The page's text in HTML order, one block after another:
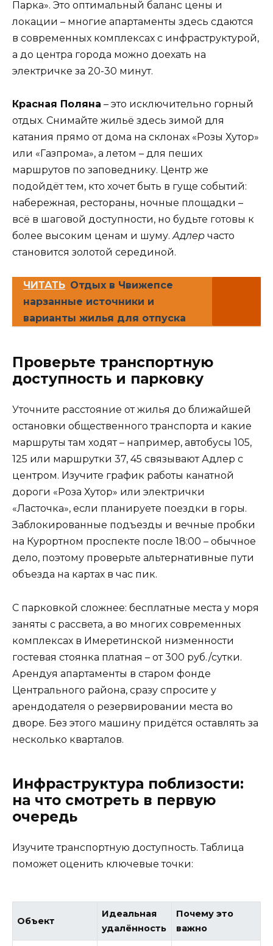
Парка». Это оптимальный баланс цены и
локации – многие апартаменты здесь сдаются
в современных комплексах с инфраструктурой,
а до центра города можно доехать на
электричке за 20-30 минут.
Красная Поляна – это исключительно горный
отдых. Снимайте жильё здесь зимой для
катания прямо от дома на склонах «Розы Хутор»
или «Газпрома», а летом – для пеших
маршрутов по заповеднику. Центр же
подойдёт тем, кто хочет быть в гуще событий:
набережная, рестораны, ночные площадки –
всё в шаговой доступности, но будьте готовы к
более высоким ценам и шуму.Адлер часто
становится золотой серединой.
ЧИТАТЬ Отдых в Чвижепсе
нарзанные источники и
варианты жилья для отпуска
Проверьте транспортную
доступность и парковку
Уточните расстояние от жилья до ближайшей
остановки общественного транспорта и какие
маршруты там ходят – например, автобусы 105,
125 или маршрутки 37, 45 связывают Адлер с
центром. Изучите график работы канатной
дороги «Роза Хутор» или электрички
«Ласточка», если планируете поездки в горы.
Заблокированные подъезды и вечные пробки
на Курортном проспекте после 18:00 – обычное
дело, поэтому проверьте альтернативные пути
объезда на картах в час пик.
С парковкой сложнее: бесплатные места у моря
заняты с рассвета, а во многих современных
комплексах в Имеретинской низменности
гостевая стоянка платная – от 300 руб./сутки.
Арендуя апартаменты в старом фонде
Центрального района, сразу спросите у
арендодателя о резервировании места во
дворе. Без этого машину придётся оставлять за
несколько кварталов.
Инфраструктура поблизости:
на что смотреть в первую
очередь
Изучите транспортную доступность. Таблица
поможет оценить ключевые точки:
Объект
Идеальная
удалённость
Почему это
важно